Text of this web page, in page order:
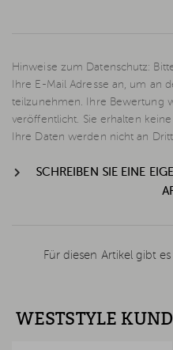
Hinweise zum Datenschutz:
Ihre E-Mail Adresse an, um an
teilzunehmen. Ihre Bewertung
veröffentlicht. Sie erhalten
Ihre Daten werden nicht an
SCHREIBEN SIE EINE
Für diesen Artikel gibt
WESTSTYLE